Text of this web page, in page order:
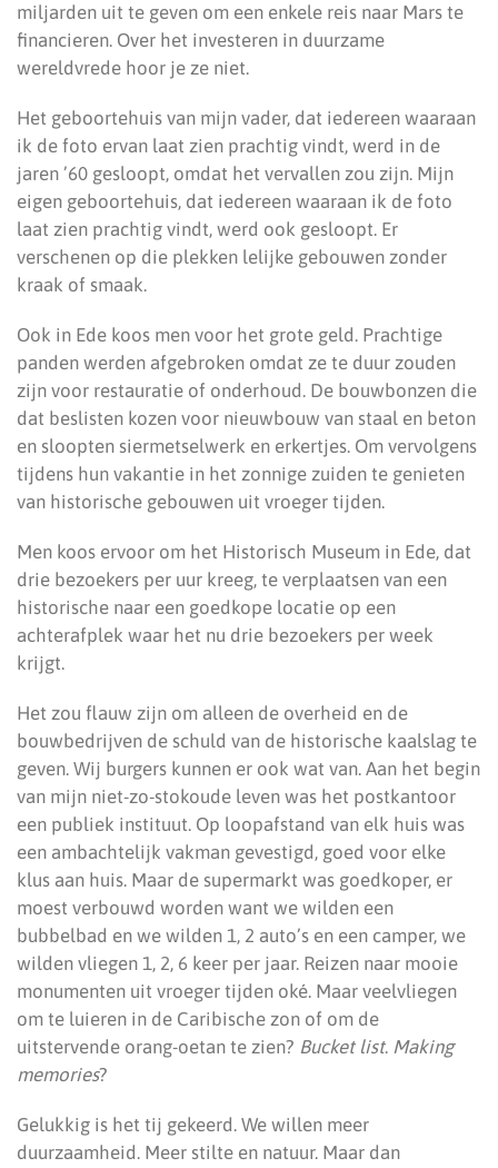
miljarden uit te geven om een enkele reis naar Mars te
financieren. Over het investeren in duurzame
wereldvrede hoor je ze niet.
Het geboortehuis van mijn vader, dat iedereen waaraan
ik de foto ervan laat zien prachtig vindt, werd in de
jaren ’60 gesloopt, omdat het vervallen zou zijn. Mijn
eigen geboortehuis, dat iedereen waaraan ik de foto
laat zien prachtig vindt, werd ook gesloopt. Er
verschenen op die plekken lelijke gebouwen zonder
kraak of smaak.
Ook in Ede koos men voor het grote geld. Prachtige
panden werden afgebroken omdat ze te duur zouden
zijn voor restauratie of onderhoud. De bouwbonzen die
dat beslisten kozen voor nieuwbouw van staal en beton
en sloopten siermetselwerk en erkertjes. Om vervolgens
tijdens hun vakantie in het zonnige zuiden te genieten
van historische gebouwen uit vroeger tijden.
Men koos ervoor om het Historisch Museum in Ede, dat
drie bezoekers per uur kreeg, te verplaatsen van een
historische naar een goedkope locatie op een
achterafplek waar het nu drie bezoekers per week
krijgt.
Het zou flauw zijn om alleen de overheid en de
bouwbedrijven de schuld van de historische kaalslag te
geven. Wij burgers kunnen er ook wat van. Aan het begin
van mijn niet-zo-stokoude leven was het postkantoor
een publiek instituut. Op loopafstand van elk huis was
een ambachtelijk vakman gevestigd, goed voor elke
klus aan huis. Maar de supermarkt was goedkoper, er
moest verbouwd worden want we wilden een
bubbelbad en we wilden 1, 2 auto’s en een camper, we
wilden vliegen 1, 2, 6 keer per jaar. Reizen naar mooie
monumenten uit vroeger tijden oké. Maar veelvliegen
om te luieren in de Caribische zon of om de
uitstervende orang-oetan te zien? Bucket list. Making
memories?
Gelukkig is het tij gekeerd. We willen meer
duurzaamheid. Meer stilte en natuur. Maar dan